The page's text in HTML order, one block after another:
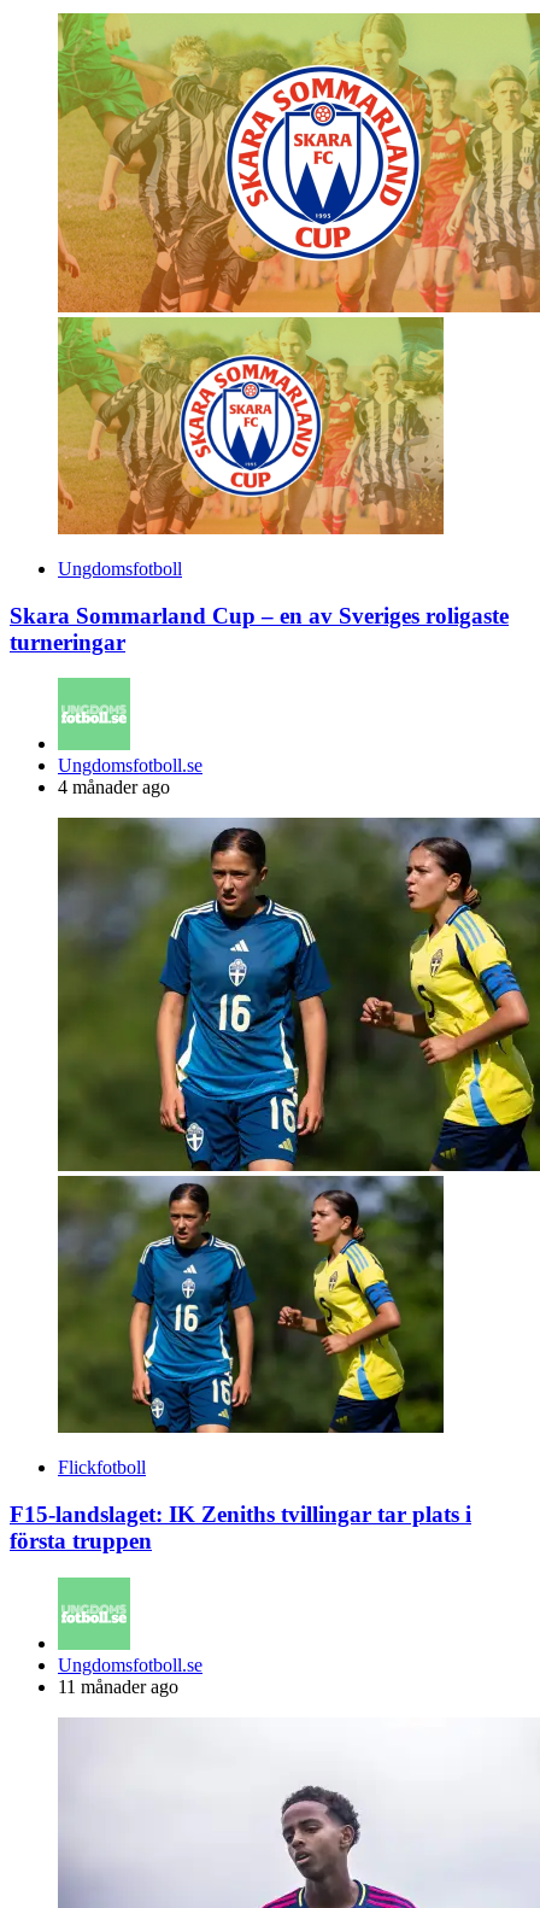
Ungdomsfotboll
Skara Sommarland Cup – en av Sveriges roligaste
turneringar
Posted
by
Ungdomsfotboll.se
4 månader ago
Flickfotboll
F15-landslaget: IK Zeniths tvillingar tar plats i
första truppen
Posted
by
Ungdomsfotboll.se
11 månader ago